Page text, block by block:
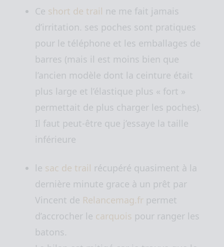
Ce short de trail ne me fait jamais
d’irritation. ses poches sont pratiques
pour le téléphone et les emballages de
barres (mais il est moins bien que
l’ancien modèle dont la ceinture était
plus large et l’élastique plus « fort »
permettait de plus charger les poches).
Il faut peut-être que j’essaye la taille
inférieure
le sac de trail récupéré quasiment à la
dernière minute grace à un prêt par
Vincent de Relancemag.fr permet
d’accrocher le carquois pour ranger les
batons.